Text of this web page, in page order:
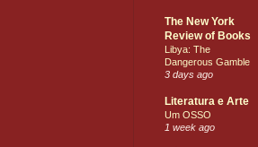
The New York
Review of Books
Libya: The
Dangerous Gamble
3 days ago
Literatura e Arte
Um OSSO
1 week ago